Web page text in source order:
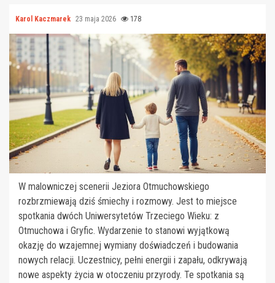
Karol Kaczmarek 23 maja 2026 178
W malowniczej scenerii Jeziora Otmuchowskiego
rozbrzmiewają dziś śmiechy i rozmowy. Jest to miejsce
spotkania dwóch Uniwersytetów Trzeciego Wieku: z
Otmuchowa i Gryfic. Wydarzenie to stanowi wyjątkową
okazję do wzajemnej wymiany doświadczeń i budowania
nowych relacji. Uczestnicy, pełni energii i zapału, odkrywają
nowe aspekty życia w otoczeniu przyrody. Te spotkania są